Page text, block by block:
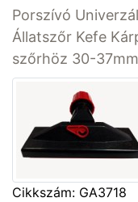
Porszívó
Állatszőr Kefe
szőrhöz 30-
Cikkszám: GA3718